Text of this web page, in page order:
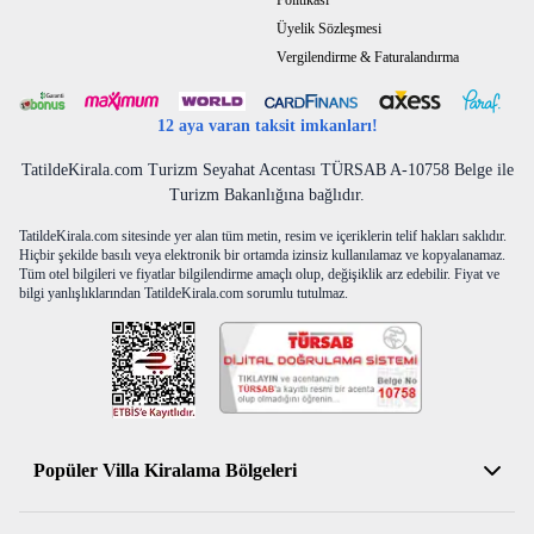
Üyelik Sözleşmesi
Vergilendirme & Faturalandırma
12 aya varan taksit imkanları!
TatildeKirala.com Turizm Seyahat Acentası TÜRSAB A-10758 Belge ile
Turizm Bakanlığına bağlıdır.
TatildeKirala.com sitesinde yer alan tüm metin, resim ve içeriklerin telif hakları saklıdır.
Hiçbir şekilde basılı veya elektronik bir ortamda izinsiz kullanılamaz ve kopyalanamaz.
Tüm otel bilgileri ve fiyatlar bilgilendirme amaçlı olup, değişiklik arz edebilir. Fiyat ve
bilgi yanlışlıklarından TatildeKirala.com sorumlu tutulmaz.
Popüler Villa Kiralama Bölgeleri
Antalya Kiralık Villa